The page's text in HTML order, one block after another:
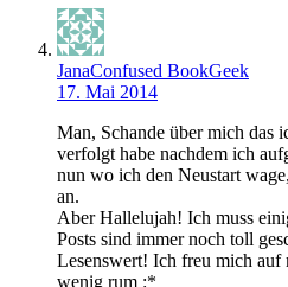
JanaConfused BookGeek
17. Mai 2014
Man, Schande über mich das
verfolgt habe nachdem ich
nun wo ich den Neustart
an.
Aber Hallelujah! Ich muss
Posts sind immer noch toll
Lesenswert! Ich freu mich
wenig rum :*